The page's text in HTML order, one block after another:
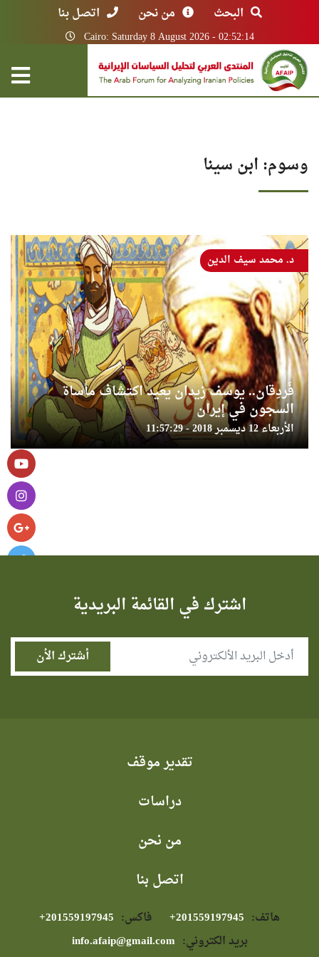
البحث من نحن اتصل بنا
Cairo: Saturday 8 August 2026 - 02:52:14
وسوم: ابن سينا
فَردِقان.. يوسف زيدان يعيد اكتشاف مأساة
السجون في إيران
الأربعاء 12 ديسمبر 2018 - 11:57:29
د. محمد سيف الدين
اشترك في القائمة البريدية
تقدير موقف
دراسات
من نحن
اتصل بنا
هاتف: فاكس:
بريد الكتروني: info.afaip@gmail.com